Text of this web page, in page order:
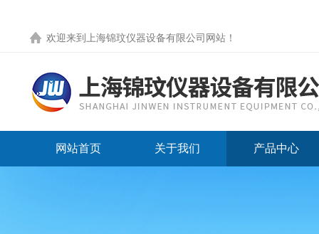
欢迎来到 上海锦玟仪器设备有限公司网站 ！
网站首页 关于我们 产品中心